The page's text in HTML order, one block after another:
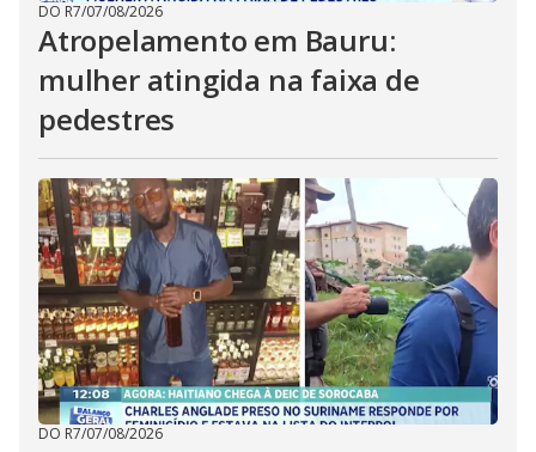
DO R7/07/08/2026
Atropelamento em Bauru:
mulher atingida na faixa de
pedestres
DO R7/07/08/2026